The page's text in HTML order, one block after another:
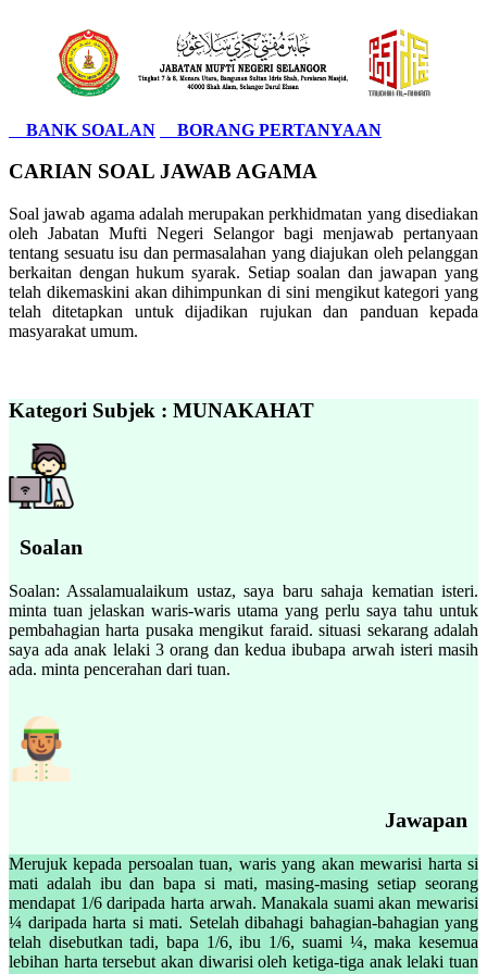
BANK SOALAN BORANG PERTANYAAN
CARIAN SOAL JAWAB AGAMA
Soal jawab agama adalah merupakan perkhidmatan yang disediakan
oleh Jabatan Mufti Negeri Selangor bagi menjawab pertanyaan
tentang sesuatu isu dan permasalahan yang diajukan oleh pelanggan
berkaitan dengan hukum syarak. Setiap soalan dan jawapan yang
telah dikemaskini akan dihimpunkan di sini mengikut kategori yang
telah ditetapkan untuk dijadikan rujukan dan panduan kepada
masyarakat umum.
Kategori Subjek : MUNAKAHAT
Soalan
Soalan: Assalamualaikum ustaz, saya baru sahaja kematian isteri.
minta tuan jelaskan waris-waris utama yang perlu saya tahu untuk
pembahagian harta pusaka mengikut faraid. situasi sekarang adalah
saya ada anak lelaki 3 orang dan kedua ibubapa arwah isteri masih
ada. minta pencerahan dari tuan.
Jawapan
Merujuk kepada persoalan tuan, waris yang akan mewarisi harta si
mati adalah ibu dan bapa si mati, masing-masing setiap seorang
mendapat 1/6 daripada harta arwah. Manakala suami akan mewarisi
¼ daripada harta si mati. Setelah dibahagi bahagian-bahagian yang
telah disebutkan tadi, bapa 1/6, ibu 1/6, suami ¼, maka kesemua
lebihan harta tersebut akan diwarisi oleh ketiga-tiga anak lelaki tuan